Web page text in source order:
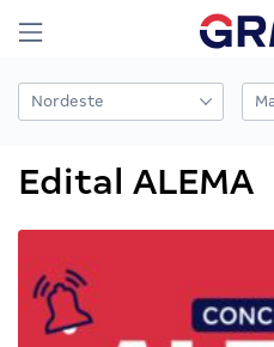
Edital ALEMA